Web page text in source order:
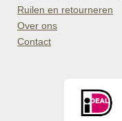
Ruilen en retourneren
Over ons
Contact